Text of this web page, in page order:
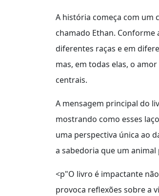
A história começa com um
chamado Ethan. Conforme
diferentes raças e em
mas, em todas elas, o
centrais.
A mensagem principal do
mostrando como esses
uma perspectiva única ao
a sabedoria que um animal
<p"O livro é impactante
provoca reflexões sobre a